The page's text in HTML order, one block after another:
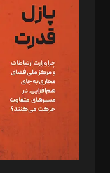
مصطفی مسجدی آرانی،
رستمی،مصطفی باستان
ویرایش: نگار استاد‌‌آقا
طراح یونیفرم: مجید توکلی
فیلمبرداری و عکاسی:
گرافیک و صفحه‌آرایی:
مد‌یر توسعه تجاری:
امور مالی: شاپور